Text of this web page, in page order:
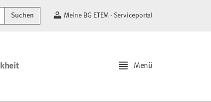
Suchen Meine BG ETEM - Serviceportal
Menü